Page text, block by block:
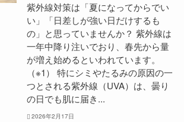
紫外線対策は「夏になってからでい
い」「日差しが強い日だけするも
の」と思っていませんか？ 紫外線は
一年中降り注いでおり、春先から量
が増え始めるといわれています。
（※1） 特にシミやたるみの原因の一
つとされる紫外線（UVA）は、曇り
の日でも肌に届き...
2026年2月17日